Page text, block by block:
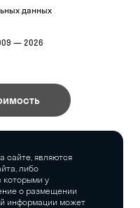
данных
— 2026
сайте, являются
либо
которыми у
о размещении
информации может